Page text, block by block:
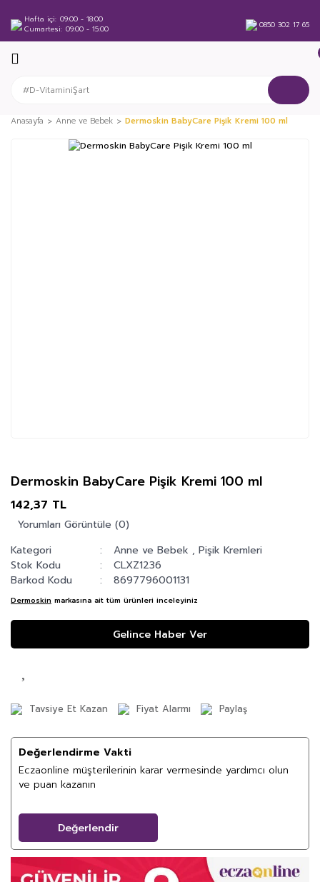
Hafta içi 09:00 - 18:00
Cumartesi 09:00 - 15:00 0850 302 17 65
Anasayfa Anne ve Bebek Dermoskin BabyCare Pişik Kremi 100 ml
Dermoskin BabyCare Pişik Kremi 100 ml
142,37 TL
Yorumları Görüntüle (0)
Kategori
Anne ve Bebek ,Pişik Kremleri
Stok Kodu
CLXZ1236
Barkod Kodu
8697796001131
Dermoskin markasına ait tüm ürünleri inceleyiniz
Gelince Haber Ver
Tavsiye Et Kazan Fiyat Alarmı Paylaş
Değerlendirme Vakti
Eczaonline müşterilerinin karar vermesinde yardımcı olun
ve puan kazanın
Değerlendir